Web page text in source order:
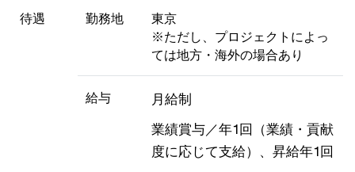
待遇 勤務地
東京
※ただし、プロジェクトによっ
ては地方・海外の場合あり
給与
月給制
業績賞与／年1回（業績・貢献
度に応じて支給）、昇給年1回